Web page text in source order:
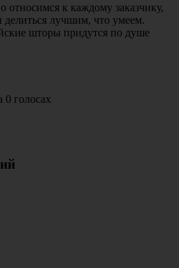
к каждому заказчику,
лучшим, что умеем.
шторы придутся по душе
0 голосах